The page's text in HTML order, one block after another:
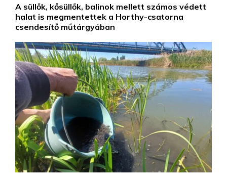
A süllők, kősüllők, balinok mellett számos védett
halat is megmentettek a Horthy-csatorna
csendesítő műtárgyában